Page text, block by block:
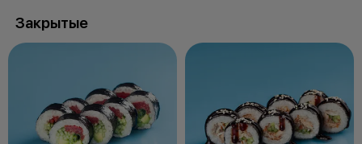
Закрытые